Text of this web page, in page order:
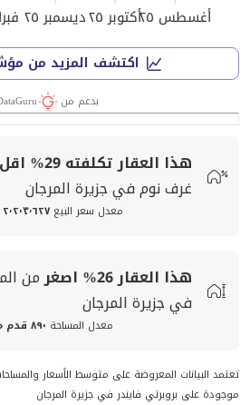
أغسطس ٢٥ أكتوبر ٢٥ ديسمبر ٢٥
اكتشف المزيد من
بدعم من
هذا العقار تكلفته29% اقل
غرف نوم في جزيرة المرجان
معدل سعر البيع٢٬٢٠٣٬٦٢٧ درهم
هذا العقار26% اصغرمن
في جزيرة المرجان
معدل المساحة ٨٩٠ قدم مربع
تعتمد البيانات المعروضة على متوسط الأسعار
موجودة على بروبرتي فايندر في جزيرة المرجان